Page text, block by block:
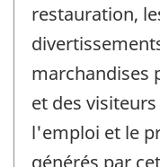
restauration,
marchandises
et des
l'emploi et le
générés par